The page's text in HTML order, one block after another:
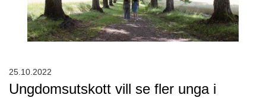
Ungdomsutskott vill se fler unga i
25.10.2022